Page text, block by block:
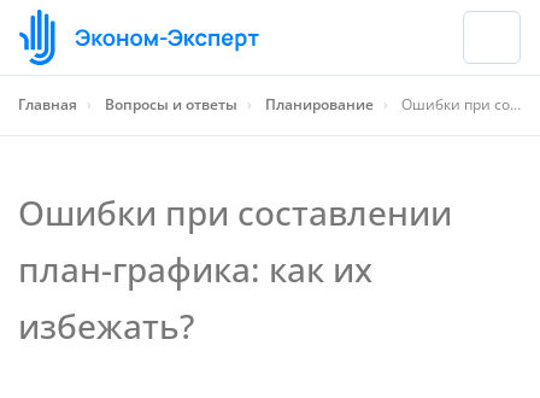
Главная › Вопросы и ответы › Планирование › Ошибки при составлении план-графика: как их избежать?
Ошибки при составлении
план-графика: как их
избежать?